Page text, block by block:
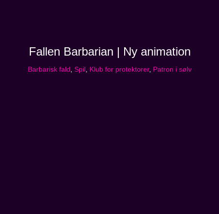
Fallen Barbarian | Ny animation
Barbarisk fald , Spil , Klub for protektorer, Patron i sølv